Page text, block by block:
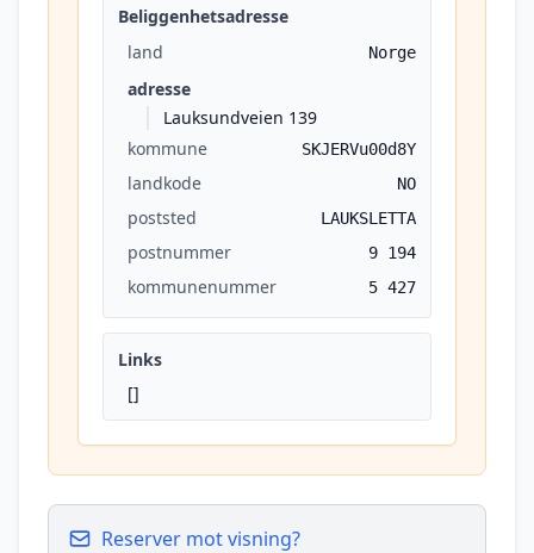
Beliggenhetsadresse
land
Norge
adresse
Lauksundveien 139
kommune
SKJERVu00d8Y
landkode NO
poststed LAUKSLETTA
postnummer 9 194
kommunenummer 5 427
Links
[]
Reserver mot visning?